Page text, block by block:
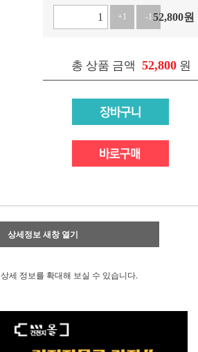
+1 -152,800원
총 상품 금액 52,800 원
상세정보 새창 열기
상세 정보를 확대해 보실 수 있습니다.